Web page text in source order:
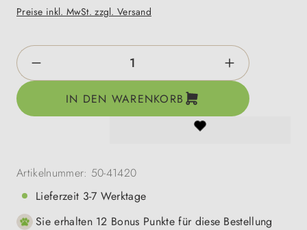
Preise inkl. MwSt. zzgl. Versand
Produkt Anzahl: Gib den gewünschten
IN DEN WARENKORB
Artikelnummer: 50-41420
Lieferzeit 3-7 Werktage
Sie erhalten 12 Bonus Punkte für diese Bestellung